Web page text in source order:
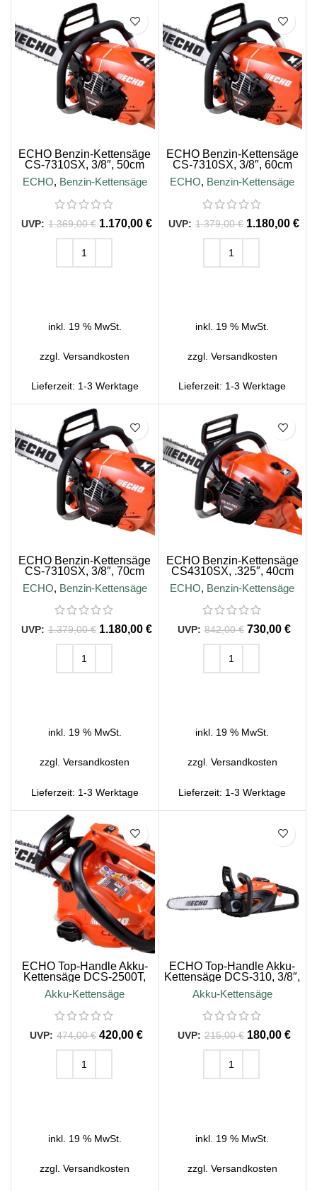
ECHO Benzin-Kettensäge
CS-7310SX, 3/8″, 50cm
Schienenlänge
ECHO, Benzin-Kettensäge
1.369,00€ 1.170,00 €
inkl. 19 % MwSt.
zzgl.Versandkosten
Lieferzeit: 1-3 Werktage
ECHO Benzin-Kettensäge
CS-7310SX, 3/8″, 60cm
Schienenlänge
ECHO, Benzin-Kettensäge
1.379,00€ 1.180,00€
inkl. 19 % MwSt.
zzgl. Versandkosten
Lieferzeit: 1-3 Werktage
ECHO Benzin-Kettensäge
CS-7310SX, 3/8″, 70cm
Schienenlänge
ECHO, Benzin-Kettensäge
1.379,00€ 1.180,00 €
inkl. 19 % MwSt.
zzgl.Versandkosten
Lieferzeit: 1-3 Werktage
ECHO Benzin-Kettensäge
CS4310SX, .325″, 40cm
Schienenlänge
ECHO, Benzin-Kettensäge
842,00€ 730,00 €
inkl. 19 % MwSt.
zzgl. Versandkosten
Lieferzeit: 1-3 Werktage
ECHO Top-Handle Akku-
Kettensäge DCS-2500T,
3/8″, 25cm Schienenlänge
Akku-Kettensäge
474,00€ 420,00€
inkl. 19 % MwSt.
zzgl.Versandkosten
ECHO Top-Handle Akku-
Kettensäge DCS-310, 3/8″,
30cm Schienenlänge
Akku-Kettensäge
215,00€ 180,00 €
inkl. 19 % MwSt.
zzgl. Versandkosten